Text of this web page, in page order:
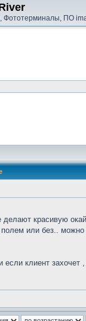
Фототерминалы, ПО
красивую
или без..
клиент захочет